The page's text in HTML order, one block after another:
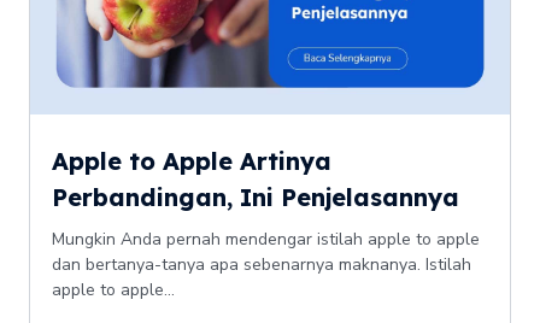
Apple to Apple Artinya
Perbandingan, Ini Penjelasannya
Mungkin Anda pernah mendengar istilah apple to apple
dan bertanya-tanya apa sebenarnya maknanya. Istilah
apple to apple...